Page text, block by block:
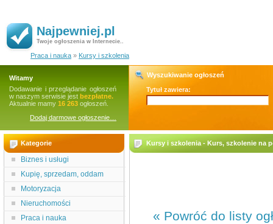
Najpewniej.pl
Twoje ogłoszenia w Internecie..
Praca i nauka » Kursy i szkolenia
Witamy
Dodawanie i przeglądanie ogłoszeń
w naszym serwisie jest bezpłatne.
Aktualnie mamy 16 263 ogłoszeń.
Dodaj darmowe ogłoszenie…
Wyszukiwanie ogłoszeń
Tytuł zawiera:
Kategorie
Biznes i usługi
Kupię, sprzedam, oddam
Motoryzacja
Nieruchomości
Praca i nauka
Kursy i szkolenia - Kurs, szkolenie na
« Powróć do listy